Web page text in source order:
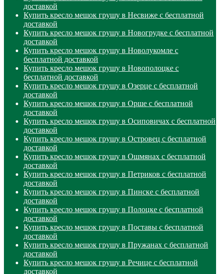
доставкой
Купить кресло мешок грушу в Несвиже с бесплатной
доставкой
Купить кресло мешок грушу в Новогрудке с бесплатной
доставкой
Купить кресло мешок грушу в Новолукомле с
бесплатной доставкой
Купить кресло мешок грушу в Новополоцке с
бесплатной доставкой
Купить кресло мешок грушу в Озерце с бесплатной
доставкой
Купить кресло мешок грушу в Орше с бесплатной
доставкой
Купить кресло мешок грушу в Осиповичах с бесплатной
доставкой
Купить кресло мешок грушу в Островец с бесплатной
доставкой
Купить кресло мешок грушу в Ошмянах с бесплатной
доставкой
Купить кресло мешок грушу в Петриков с бесплатной
доставкой
Купить кресло мешок грушу в Пинске с бесплатной
доставкой
Купить кресло мешок грушу в Полоцке с бесплатной
доставкой
Купить кресло мешок грушу в Поставы с бесплатной
доставкой
Купить кресло мешок грушу в Пружанах с бесплатной
доставкой
Купить кресло мешок грушу в Речице с бесплатной
доставкой